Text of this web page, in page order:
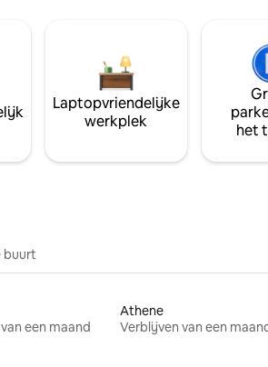
Laptopvriendelijke
werkplek
het
buurt
een maand
Athene
Verblijven van een